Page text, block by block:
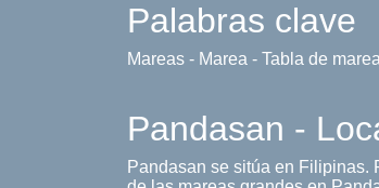
Palabras clave
Mareas - Marea - Tabla de
Pandasan -
Pandasan se sitúa en Filipinas.